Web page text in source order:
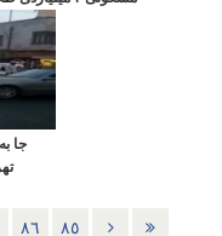
دلار در ورامین
جا
٨٥ ٨٦